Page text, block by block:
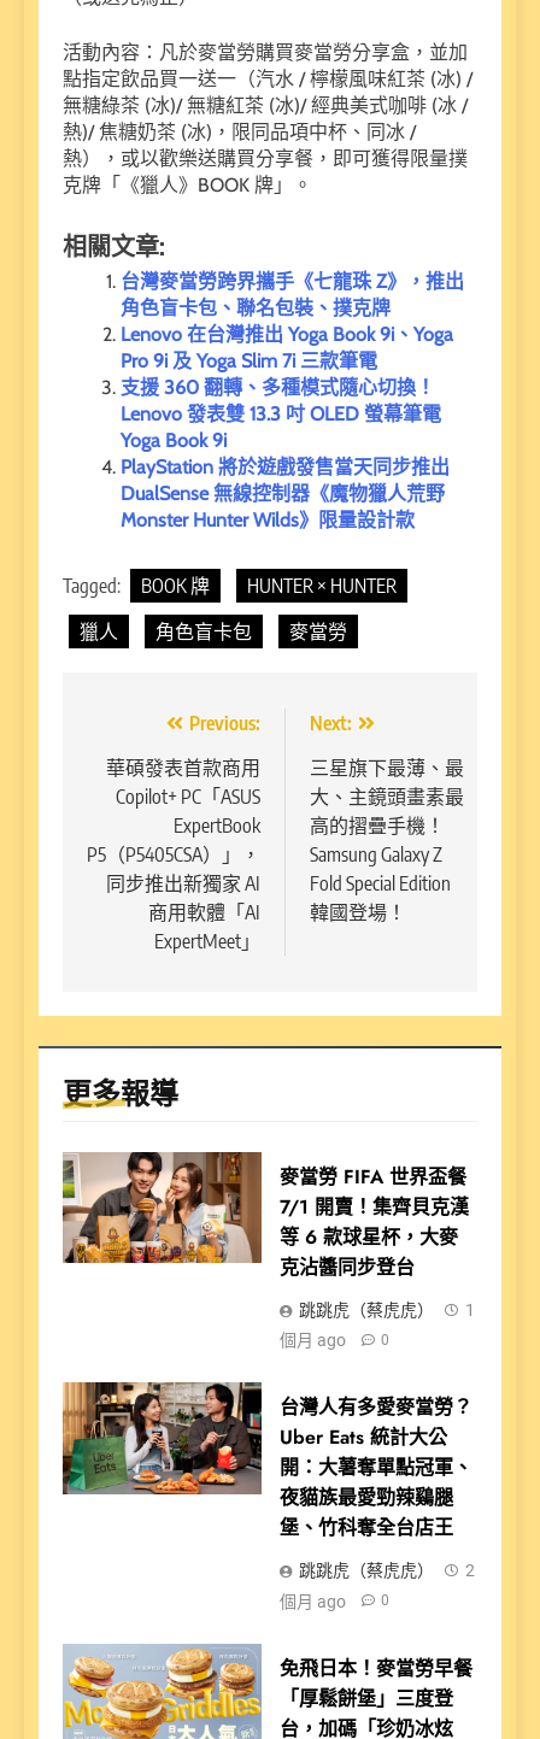
活動內容：凡於麥當勞購買麥當勞分享盒，並加
點指定飲品買一送一（汽水 / 檸檬風味紅茶 (冰) /
無糖綠茶 (冰)/ 無糖紅茶 (冰)/ 經典美式咖啡 (冰 /
熱)/ 焦糖奶茶 (冰)，限同品項中杯、同冰 /
熱），或以歡樂送購買分享餐，即可獲得限量撲
克牌「《獵人》BOOK 牌」。
相關文章:
台灣麥當勞跨界攜手《七龍珠 Z》，推出
角色盲卡包、聯名包裝、撲克牌
Lenovo 在台灣推出 Yoga Book 9i、Yoga
Pro 9i 及 Yoga Slim 7i 三款筆電
支援 360 翻轉、多種模式隨心切換！
Lenovo 發表雙 13.3 吋 OLED 螢幕筆電
Yoga Book 9i
PlayStation 將於遊戲發售當天同步推出
DualSense 無線控制器《魔物獵人荒野
Monster Hunter Wilds》限量設計款
Tagged: BOOK 牌
HUNTER × HUNTER
獵人
角色盲卡包 麥當勞
章
覽
Previous:
華碩發表首款商用
Copilot+ PC「ASUS
ExpertBook
P5（P5405CSA）」，
同步推出新獨家 AI
商用軟體「AI
ExpertMeet」
Next:
三星旗下最薄、最
大、主鏡頭畫素最
高的摺疊手機！
Samsung Galaxy Z
Fold Special Edition
韓國登場！
更多報導
麥當勞 FIFA 世界盃餐
7/1 開賣！集齊貝克漢
等 6 款球星杯，大麥
克沾醬同步登台
跳跳虎（蔡虎虎）
1
個月 ago
0
台灣人有多愛麥當勞？
Uber Eats 統計大公
開：大薯奪單點冠軍、
夜貓族最愛勁辣鷄腿
堡、竹科奪全台店王
跳跳虎（蔡虎虎）
2
個月 ago
0
免飛日本！麥當勞早餐
「厚鬆餅堡」三度登
台，加碼「珍奶冰炫